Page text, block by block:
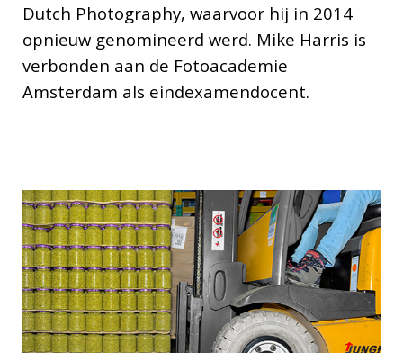
Dutch Photography, waarvoor hij in 2014
opnieuw genomineerd werd. Mike Harris is
verbonden aan de Fotoacademie
Amsterdam als eindexamendocent.